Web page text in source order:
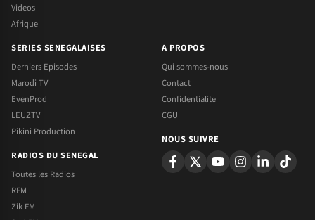
Videos
Afrique
SERIES SENEGALAISES
Derniers Episodes
Marodi TV
EvenProd
LEUZTV
Pikini Production
RADIOS DU SENEGAL
Toutes les Radios
RFM
Zik FM
A PROPOS
Qui sommes-nous
Contact
Confidentialite
CGU
NOUS SUIVRE